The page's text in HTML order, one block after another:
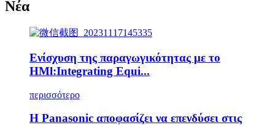
Νέα
Ενίσχυση της παραγωγικότητας με το
HMl:Integrating Equi...
περισσότερο
Η Panasonic αποφασίζει να επενδύσει στις